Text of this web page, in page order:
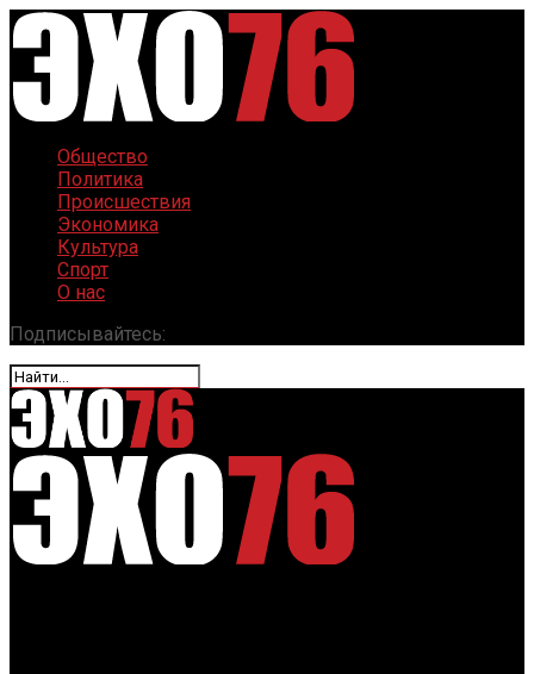
Общество
Политика
Происшествия
Экономика
Культура
Спорт
О нас
Подписывайтесь: